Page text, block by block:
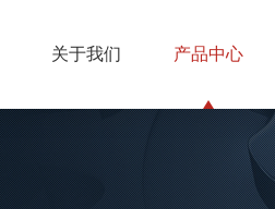
关于我们 产品中心